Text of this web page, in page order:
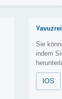
Sie
indem
IOS